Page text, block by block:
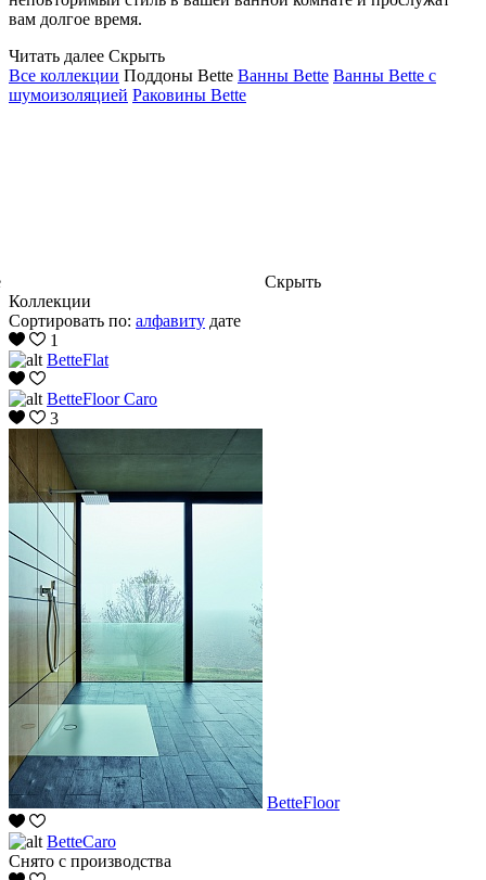
вам долгое время.
Читать далее Скрыть
Все коллекции Поддоны Bette Ванны Bette Ванны Bette с
шумоизоляцией Раковины Bette
Скрыть
Коллекции
Сортировать по: алфавиту дате
1
BetteFlat
BetteFloor Caro
3
BetteFloor
BetteCaro
Снято с производства